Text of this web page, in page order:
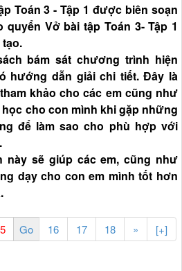
Toán 3 - Tập 1 được biên soạn
Vở bài tập Toán 3- Tập 1
bám sát chương trình hiện
hướng dẫn giải chi tiết. Đây là
khảo cho các em cũng như
cho con mình khi gặp những
để làm sao cho phù hợp với
này sẽ giúp các em, cũng như
dạy cho con em mình tốt hơn
16 17 18 » [+]